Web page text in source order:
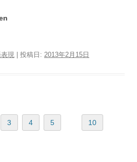
現 | 投稿日: 2013年2月15日
3 4 5 10